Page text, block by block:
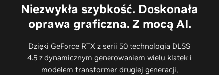
Niezwykła szybkość. Doskonała
oprawa graficzna. Z mocą AI.
Dzięki GeForce RTX z serii 50 technologia DLSS
4.5 z dynamicznym generowaniem wielu klatek i
modelem transformer drugiej generacji,